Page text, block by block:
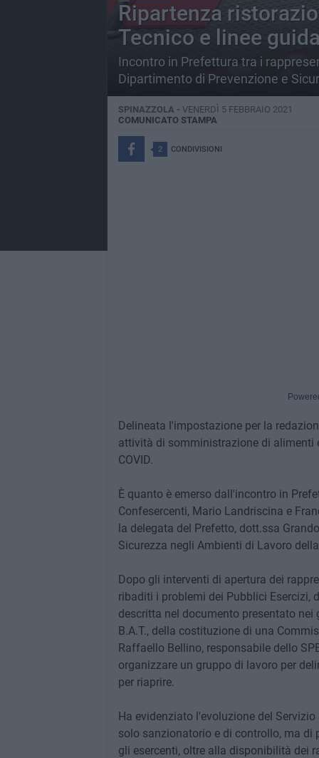
Ripartenza
Tecnico e linee guida
Incontro in Prefettura tra i
Dipartimento di Prevenzione e
SPINAZZOLA - VENERDÌ 5 FEBBRAIO 2021
COMUNICATO STAMPA
2 CONDIVISIONI
Delineata l'impostazione per la
attività di somministrazione di alimenti
COVID.
È quanto è emerso dall'incontro in
Confesercenti, Mario Landriscina e
la delegata del Prefetto, dott.ssa
Sicurezza negli Ambienti di Lavoro
Dopo gli interventi di apertura dei
ribaditi i problemi dei Pubblici Esercizi,
descritta nel documento presentato
B.A.T., della costituzione di una
Raffaello Bellino, responsabile dello
organizzare un gruppo di lavoro per
per riaprire.
Ha evidenziato l'evoluzione del
solo sanzionatorio e di controllo, ma di
gli esercenti, oltre alla disponibilità dei